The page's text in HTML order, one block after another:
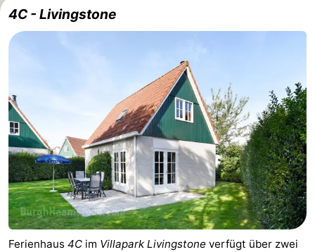
4C - Livingstone
Ferienhaus 4C im Villapark Livingstone verfügt über zwei